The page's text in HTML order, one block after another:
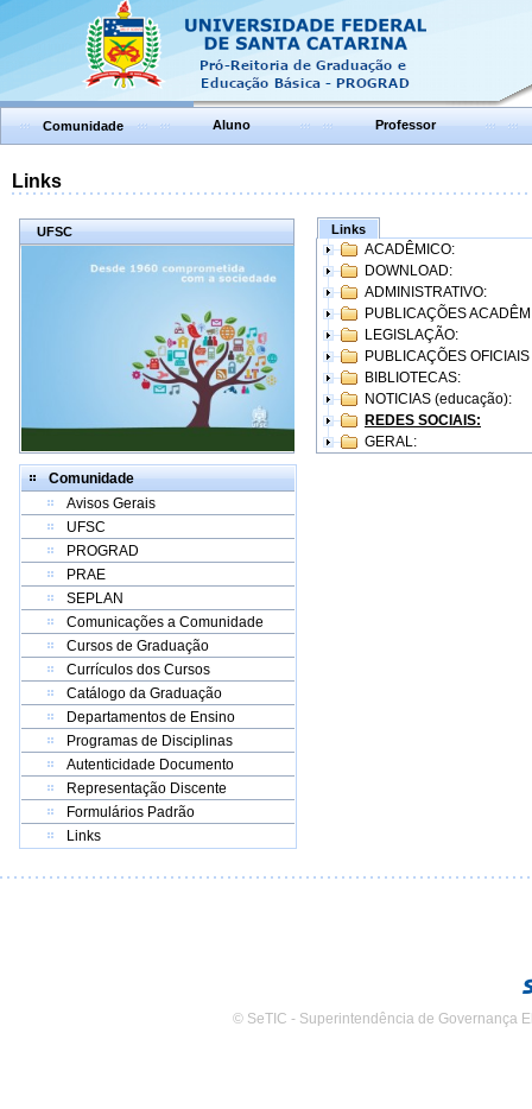
Comunidade Aluno Professor
Links
UFSC
Comunidade
Avisos Gerais
UFSC
PROGRAD
PRAE
SEPLAN
Comunicações a Comunidade
Cursos de Graduação
Currículos dos Cursos
Catálogo da Graduação
Departamentos de Ensino
Programas de Disciplinas
Autenticidade Documento
Representação Discente
Formulários Padrão
Links
Links
ACADÊMICO:
DOWNLOAD:
ADMINISTRATIVO:
PUBLICAÇÕES
LEGISLAÇÃO:
PUBLICAÇÕES
BIBLIOTECAS:
NOTICIAS (educação):
REDES SOCIAIS:
GERAL:
© SeTIC - Superintendência de Governança